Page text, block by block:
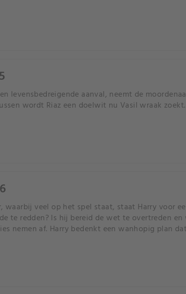
levensbedreigende aanval, neemt de
wordt Riaz een doelwit nu Vasil wraak zoekt.
veel op het spel staat, staat Harry voor
te redden? Is hij bereid de wet te overtreden
nemen af. Harry bedenkt een wanhopig plan